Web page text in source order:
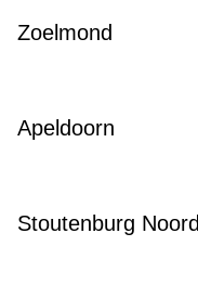
Zoelmond
Apeldoorn
Stoutenburg Noord